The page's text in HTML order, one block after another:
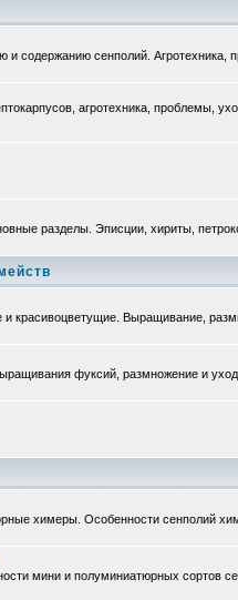
содержанию сенполий. Агротехника,
агротехника, проблемы,
разделы. Эписции, хириты,
и красивоцветущие. Выращивание,
фуксий, размножение и
химеры. Особенности сенполий
мини и полуминиатюрных сортов